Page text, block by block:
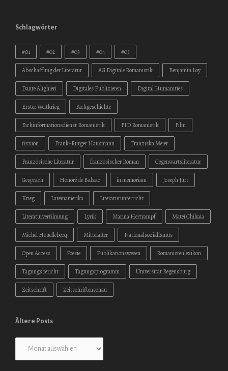
Schlagwörter
#01 #02 #03 #04 #05
Abschaffung der Literatur AG Digitale Romanistik Benjamin Loy
Dante Alighieri Digitales Publizieren Digital Humanities
Erster Weltkrieg Fachgeschichte
Fachinformationsdienst Romanistik FID Romanistik Film
fixxion Frank-Rutger Hausmann Franziska Meier
Französische Literatur französischer Roman Gegenwartsliteratur
Gespräch Honoré de Balzac in memoriam Joseph Jurt
Krieg Lateinamerika Literaturunterricht
Literaturverfilmung Lyrik Marina Hertrampf Matei Chihaia
Michel Houellebecq Mittelalter Nationalsozialismus
Open Access Poesie Publikationswesen Romanistenlexikon
Tagungsbericht Tagungsprogramm Universität Regensburg
Zeitschrift Zeitschriftenschau
Ältere Posts
Posts